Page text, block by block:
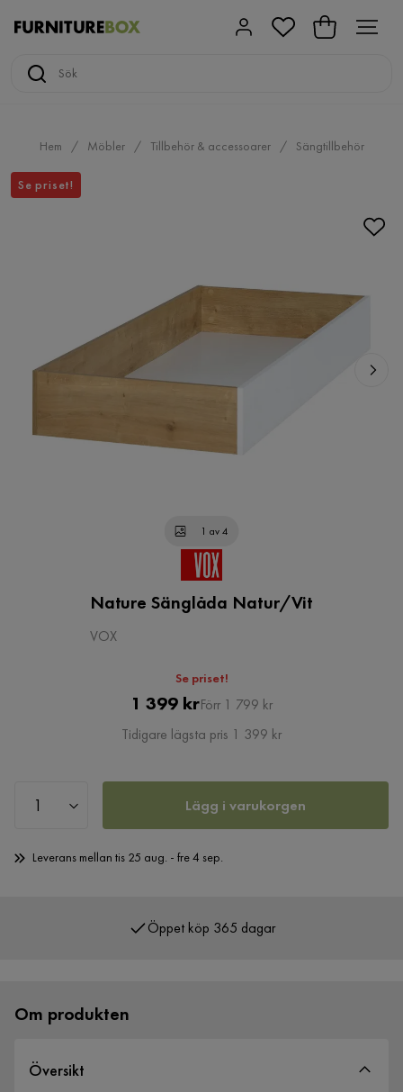
Hem Möbler Tillbehör & accessoarer Sängtillbehör
Se priset!
1 av 4
Nature Sänglåda Natur/Vit
VOX
Se priset!
Pris
1 399 krOriginal
Pris
Förr 1 799 kr
Tidigare lägsta pris 1 399 kr
Lägg i varukorgen
Leverans mellan tis 25 aug. - fre 4 sep.
Om produkten
Översikt